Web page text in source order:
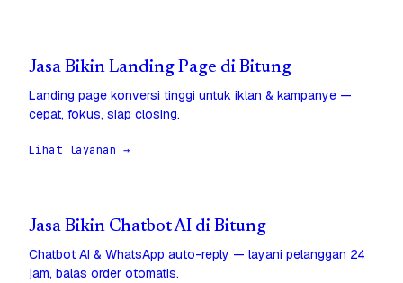
Jasa Bikin Landing Page di Bitung
Landing page konversi tinggi untuk iklan & kampanye —
cepat, fokus, siap closing.
Lihat layanan →
Jasa Bikin Chatbot AI di Bitung
Chatbot AI & WhatsApp auto-reply — layani pelanggan 24
jam, balas order otomatis.